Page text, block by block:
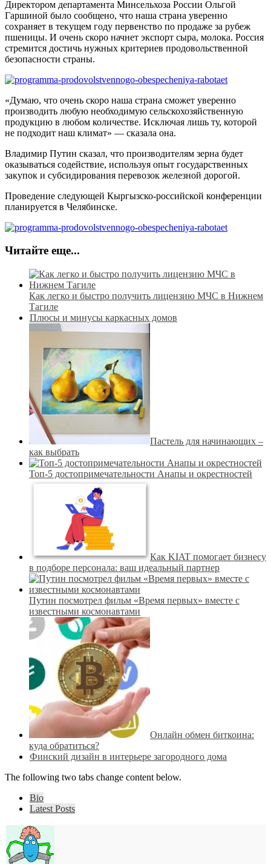
Директором департамента Минсельхоза России Ольгой
Гаршиной было сообщено, что наша страна уверенно
сохраняет в текущем году первенство по продаже за рубеж
пшеницы. И очень скоро начнет экспорт сыра, молока. Россия
стремится достичь нужных критериев продовольственной
безопасности страны.
«Думаю, что очень скоро наша страна сможет уверенно
производить любую необходимую сельскохозяйственную
продукцию в любом количестве. Исключая лишь ту, которой
не подходит наш климат» — сказала она.
Владимир Путин сказал, что производителям зерна будет
оказываться содействие, используя опыт государственных
закупок и субсидирования перевозок железной дорогой.
Проведение следующей Кыргызско-российской конференции
планируется в Челябинске.
Читайте еще...
Как легко и быстро получить лицензию МЧС в Нижнем
Тагиле
Плюсы и минусы каркасных домов
Пастель для начинающих –
как выбрать
Топ-5 достопримечательности Анапы и окрестностей
Как KIAT помогает бизнесу
в подборе персонала: ваш идеальный партнер
Путин посмотрел фильм «Время первых» вместе с
известными космонавтами
Онлайн обмен биткоина:
куда обратиться?
Финский дизайн в интерьере загородного дома
The following two tabs change content below.
Bio
Latest Posts